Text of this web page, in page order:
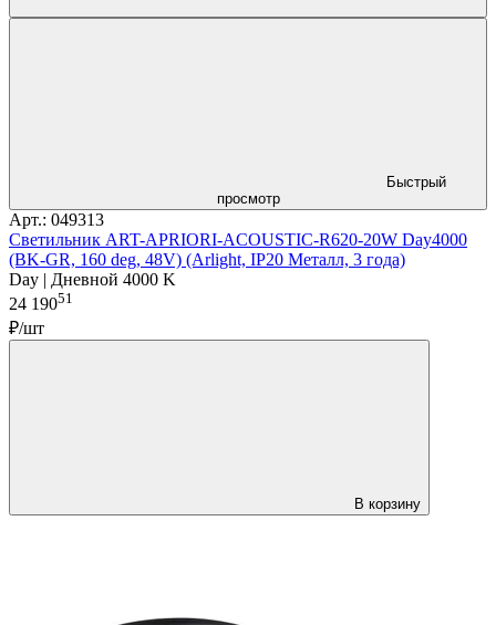
Быстрый
просмотр
Арт.: 049313
Светильник ART-APRIORI-ACOUSTIC-R620-20W Day4000
(BK-GR, 160 deg, 48V) (Arlight, IP20 Металл, 3 года)
Day | Дневной 4000 K
24 19051
₽/шт
В корзину